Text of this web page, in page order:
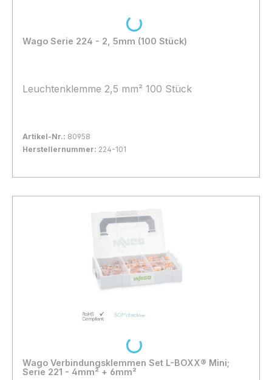
Wago Serie 224 - 2, 5mm (100 Stück)
Leuchtenklemme 2,5 mm² 100 Stück
Artikel-Nr.: 80958
Herstellernummer: 224-101
In den Warenkorb
Loading...
Wago Verbindungsklemmen Set L-BOXX® Mini;
Serie 221 - 4mm² + 6mm²
Loading...